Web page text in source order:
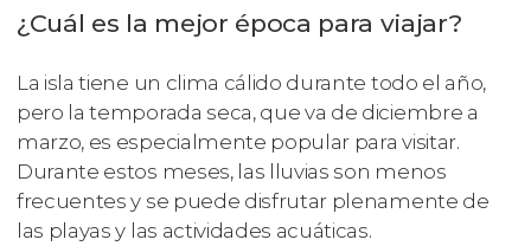
¿Cuál es la mejor época para viajar?
La isla tiene un clima cálido durante todo el año,
pero la temporada seca, que va de diciembre a
marzo, es especialmente popular para visitar.
Durante estos meses, las lluvias son menos
frecuentes y se puede disfrutar plenamente de
las playas y las actividades acuáticas.